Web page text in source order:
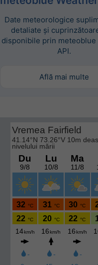
Date meteorologice
detaliate și
disponibile prin meteoblue
API.
Află mai multe